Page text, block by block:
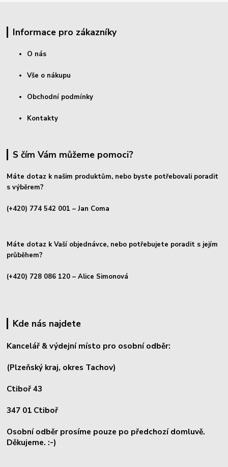
Informace pro zákazníky
O nás
Vše o nákupu
Obchodní podmínky
Kontakty
S čím Vám můžeme pomoci?
Máte dotaz k našim produktům, nebo byste potřebovali poradit
s výběrem?
(+420) 774 542 001 – Jan Coma
Máte dotaz k Vaší objednávce, nebo potřebujete poradit s jejím
průběhem?
(+420) 728 086 120 – Alice Simonová
Kde nás najdete
Kancelář & výdejní místo pro osobní odběr:
(Plzeňský kraj, okres Tachov)
Ctiboř 43
347 01 Ctiboř
Osobní odběr prosíme pouze po předchozí domluvě.
Děkujeme. :-)